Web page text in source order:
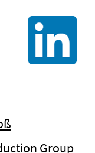
Group